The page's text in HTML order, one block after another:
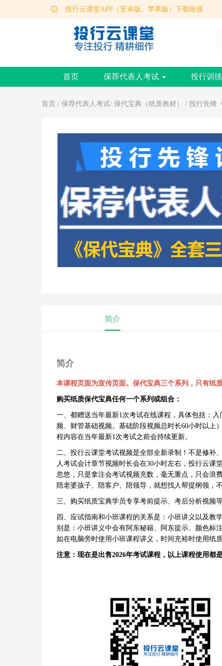
投行云课堂APP（安卓版、苹果版）下载链接
保荐代表人考试报考操作指南
首页 保荐代表人考试 投行训
首页 / 保荐代表人考试/ 保代宝典（纸质教材） / 投行先锋
简介
简介
本课程页面为宣传页面。保代宝典三个系列，只有纸
购买纸质保代宝典任何一个系列或组合：
一、都赠送当年最新1次考试在线课程，具体包括：
频、财管基础视频。基础阶段视频总时长60小时以上
程内容在当年最新1次考试之前会持续更新。
二、投行云课堂考试视频是全部全新录制！不是修补
人考试会计章节视频时长会在30小时左右，投行云课
忽悠，只是拿注会考试视频充数，毫无重点，只会浪
陪老婆孩子、陪客户、陪领导，就想找人帮提纲领，
三、购买纸质宝典学员专享考前提示、考后分析视频
四、应试指南和小班课程的关系是：小班讲义以及教
别是：小班讲义中会有阿东秘籍、阿东提示、颜色标
如在电脑旁时使用小班课程讲义，时间充裕时使用纸
注意：现在是出售2026年考试课程，以上课程使用都